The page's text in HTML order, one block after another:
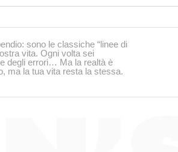
sono le classiche “linee di
vita. Ogni volta sei
degli errori… Ma la realtà è
ma la tua vita resta la stessa.